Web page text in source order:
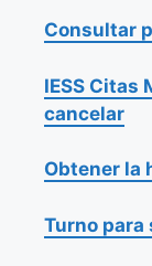
Consultar
IESS Citas
cancelar
Obtener la
Turno para